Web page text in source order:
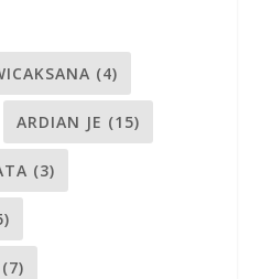
(4)
ARDIAN JE (15)
(3)
(7)